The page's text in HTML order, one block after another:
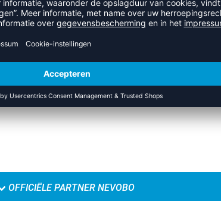
S/S WOMAN
€
RACING SINGLET
Adviesprijs 34,99 €
OFFICIËLE PARTNER NEVOBO